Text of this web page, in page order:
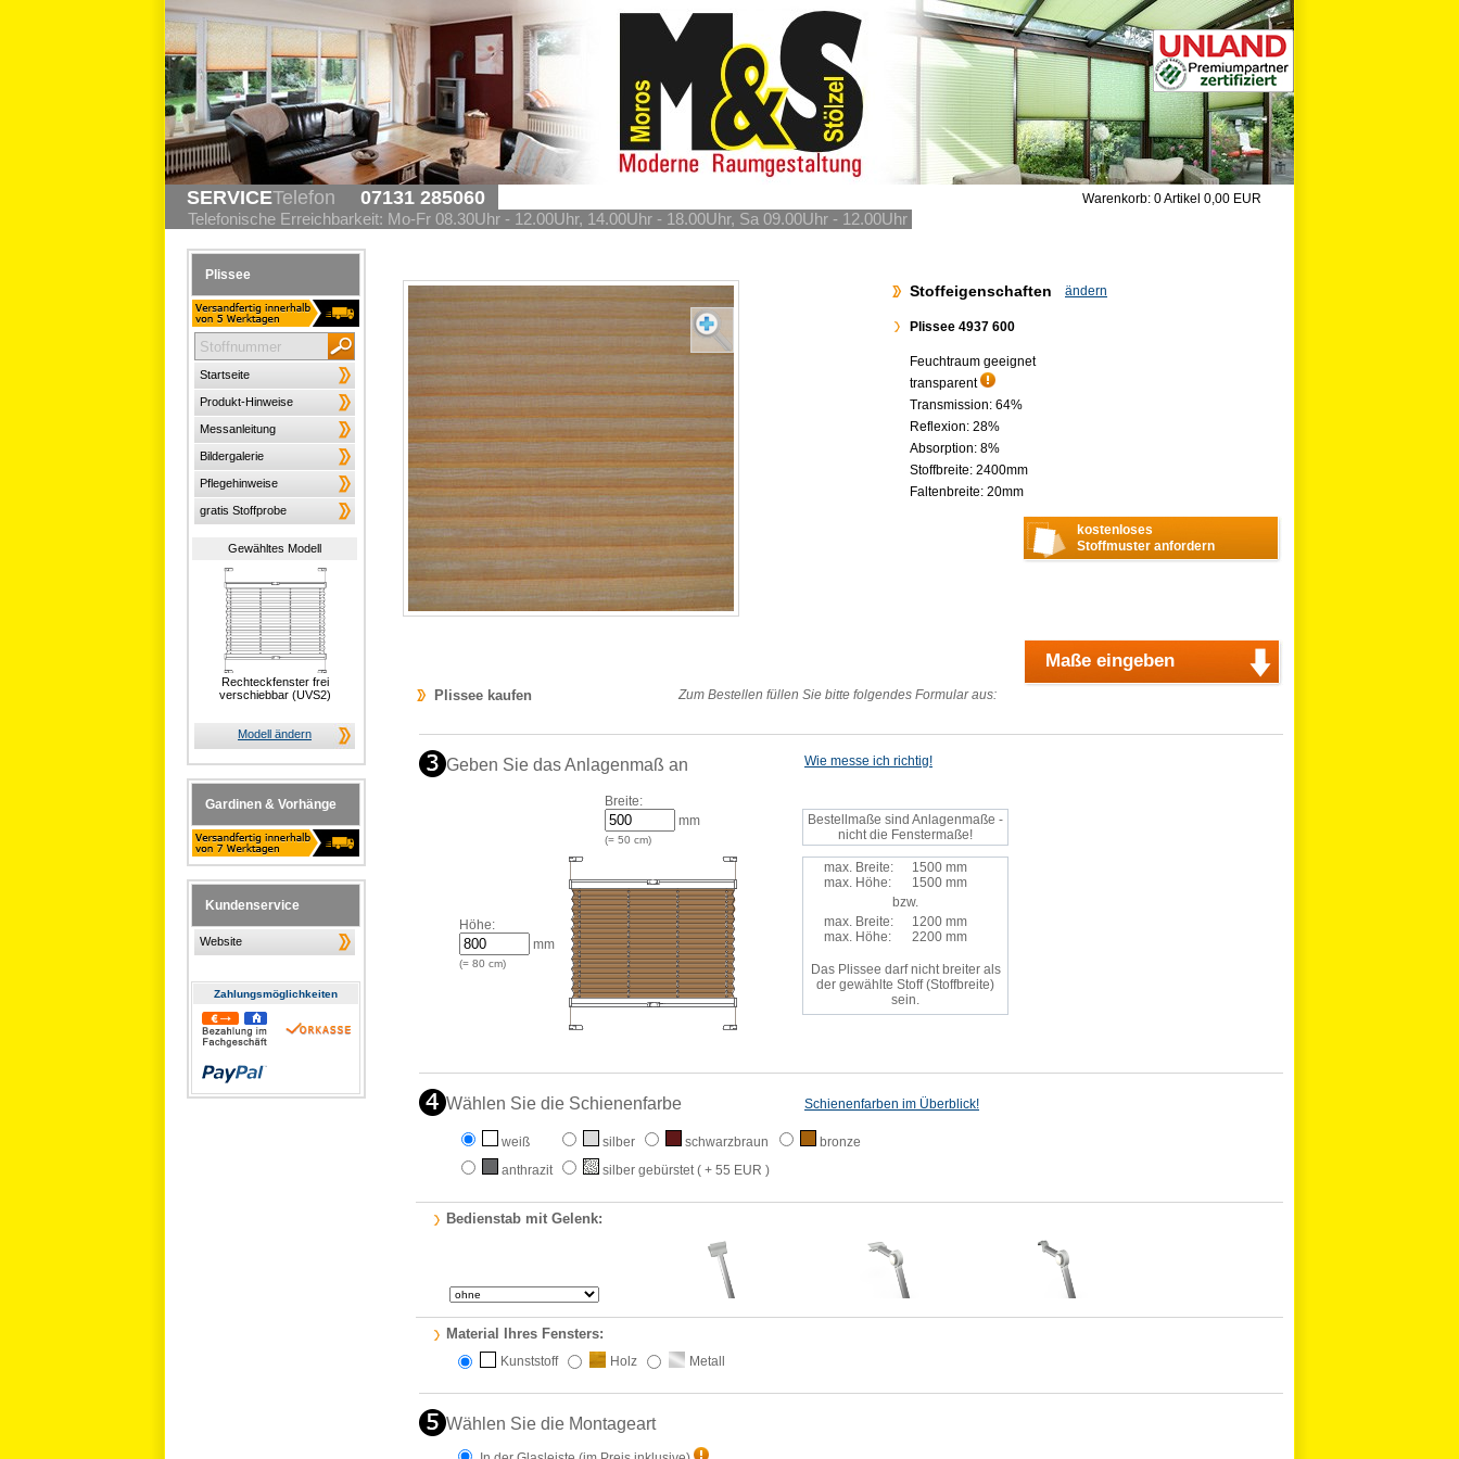
SERVICETelefon 07131 285060 Warenkorb: 0 Artikel 0,00 EUR
Telefonische Erreichbarkeit: Mo-Fr 08.30Uhr - 12.00Uhr, 14.00Uhr - 18.00Uhr, Sa 09.00Uhr - 12.00Uhr
Plissee
Startseite
Produkt-Hinweise
Messanleitung
Bildergalerie
Pflegehinweise
gratis Stoffprobe
Gewähltes Modell
Rechteckfenster frei
verschiebbar (UVS2)
Modell ändern
Gardinen & Vorhänge
Kundenservice
Website
Zahlungs­möglichkeiten
Stoffeigenschaften ändern
Plissee 4937 600
Feuchtraum geeignet
transparent
Transmission: 64%
Reflexion: 28%
Absorption: 8%
Stoffbreite: 2400mm
Faltenbreite: 20mm
kostenloses
Stoffmuster anfordern
Maße eingeben
Plissee kaufen Zum Bestellen füllen Sie bitte folgendes Formular aus:
Wie messe ich richtig!
Geben Sie das Anlagenmaß an
Breite:
mm
(= 50 cm)
Höhe:
mm
(= 80 cm)
Bestellmaße sind Anlagenmaße -
nicht die Fenstermaße!
max. Breite:
1500 mm
max. Höhe:
1500 mm
bzw.
max. Breite:
1200 mm
max. Höhe:
2200 mm
Das Plissee darf nicht breiter als
der gewählte Stoff (Stoffbreite)
sein.
Schienenfarben im Überblick!
Wählen Sie die Schienenfarbe
weiß silber schwarzbraun
bronze
anthrazit
silber gebürstet( + 55 EUR )
Bedienstab mit Gelenk:
Material Ihres Fensters:
Kunststoff Holz Metall
Wählen Sie die Montageart